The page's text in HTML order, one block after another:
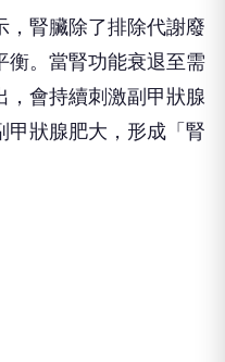
，腎臟除了排除代謝廢
衡。當腎功能衰退至需
，會持續刺激副甲狀腺
甲狀腺肥大，形成「腎